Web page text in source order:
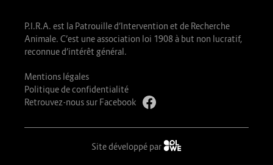
P.I.R.A. est la Patrouille d’Intervention et de Recherche
Animale. C’est une association loi 1908 à but non lucratif,
reconnue d’intérêt général.
Mentions légales
Politique de confidentialité
Retrouvez-nous sur Facebook
Site développé par